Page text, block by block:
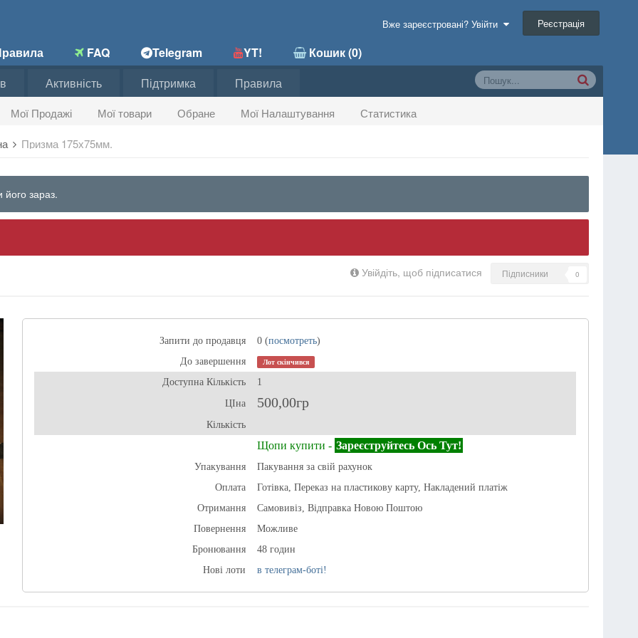
FAQ Telegram YT! Кошик (0)
Вже зареєстровані? Увійти Реєстрація
Мої Продажі Мої товари Обране Мої Налаштування Статистика
Активність Підтримка Правила
Призма 175х75мм.
зараз.
Увійдіть, щоб підписатися Підписники 0
Запити до продавця 0 (посмотреть)
До завершення
Лот скінчився
Доступна Кількість
1
ЦІна
500,00гр
Кількість
Щопи купити - Зареєструйтесь Ось Тут!
Упакування
Пакування за свій рахунок
Оплата
Готівка, Переказ на пластикову карту, Накладений платіж
Отримання
Самовивіз, Відправка Новою Поштою
Повернення
Можливе
Бронювання
48 годин
Нові лоти
в телеграм-боті!